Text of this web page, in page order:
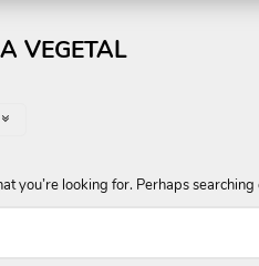
VEGETAL
you’re looking for. Perhaps searching